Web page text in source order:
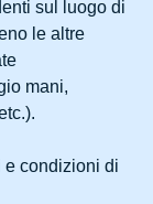
sul luogo di
le altre
mani,
e condizioni di